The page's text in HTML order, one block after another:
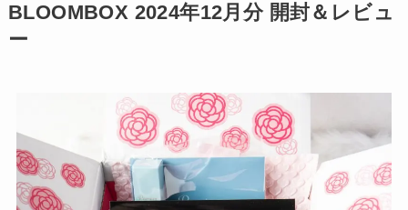
BLOOMBOX 2024年12月分 開封＆レビュ
ー